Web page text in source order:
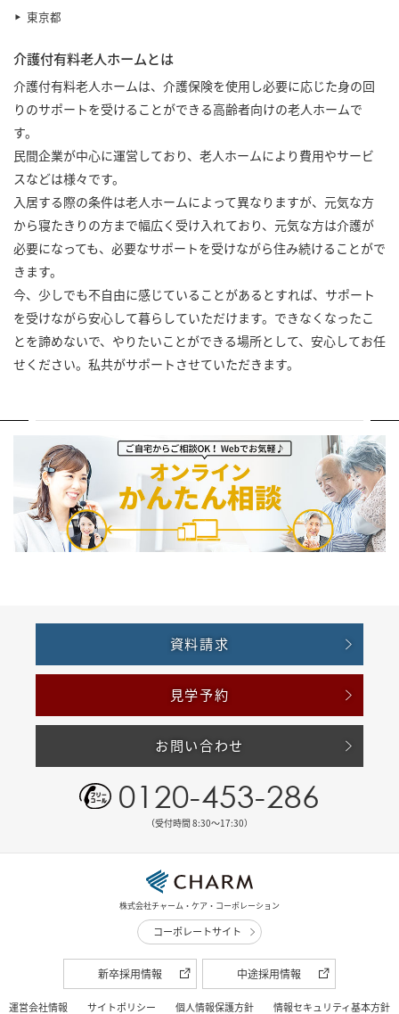
東京都
介護付有料老人ホームとは
介護付有料老人ホームは、介護保険を使用し必要に応じた身の回
りのサポートを受けることができる高齢者向けの老人ホームで
す。
民間企業が中心に運営しており、老人ホームにより費用やサービ
スなどは様々です。
入居する際の条件は老人ホームによって異なりますが、元気な方
から寝たきりの方まで幅広く受け入れており、元気な方は介護が
必要になっても、必要なサポートを受けながら住み続けることがで
きます。
今、少しでも不自由に感じていることがあるとすれば、サポート
を受けながら安心して暮らしていただけます。できなくなったこ
とを諦めないで、やりたいことができる場所として、安心してお任
せください。私共がサポートさせていただきます。
資料請求
見学予約
お問い合わせ
0120-453-286
（受付時間 8:30〜17:30）
株式会社チャーム・ケア・コーポレーション
コーポレートサイト
新卒採用情報 中途採用情報
運営会社情報 サイトポリシー 個人情報保護方針 情報セキュリティ基本方針